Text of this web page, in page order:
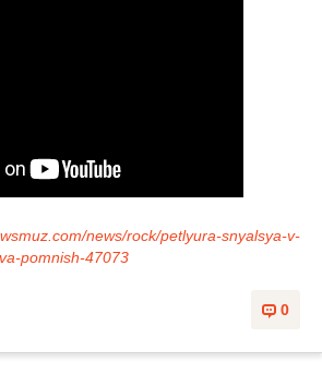
news/rock/petlyura-snyalsya-v-
pomnish-47073
0